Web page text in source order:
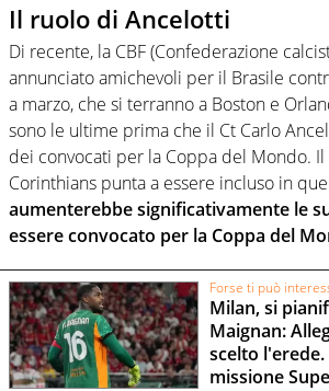
Il ruolo di Ancelotti
Di recente, la CBF (Confederazione
annunciato amichevoli per il Brasile
a marzo, che si terranno a Boston e
sono le ultime prima che il Ct Carlo
dei convocati per la Coppa del Mondo.
Corinthians punta a essere incluso in
aumenterebbe significativamente le
essere convocato per la Coppa del
Forse ti può
Milan, si
Maignan:
scelto l'erede.
missione